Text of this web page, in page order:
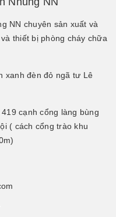
NN chuyên sản xuất và
thiết bị phòng cháy chữa
xanh đèn đỏ ngã tư Lê
cạnh cổng làng bùng
( cách cổng trào khu